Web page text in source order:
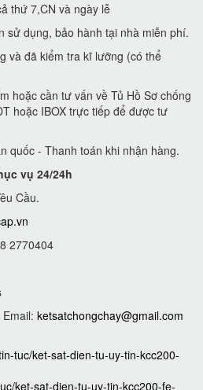
thứ 7,CN và ngày lễ
dụng, bảo hành tại nhà miễn phí.
và đã kiểm tra kĩ lưỡng (có thể
hoặc cần tư vấn về Tủ Hồ Sơ chống
hoặc IBOX trực tiếp để được tư
quốc - Thanh toán khi nhận hàng.
vụ 24/24h
Cầu.
2770404
Email: ketsatchongchay@gmail.com
tuc/ket-sat-dien-tu-uy-tin-kcc200-
ket-sat-dien-tu-uy-tin-kcc200-fe-